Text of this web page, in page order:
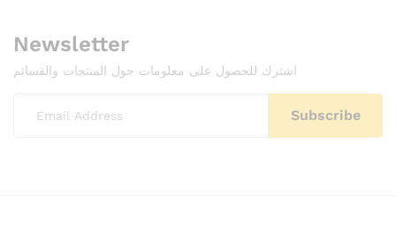
Newsletter
اشترك للحصول على معلومات حول المنتجات والقسائم